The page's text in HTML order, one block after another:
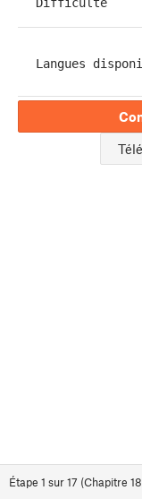
Étape 1 sur17 (Chapitre 18
Langues